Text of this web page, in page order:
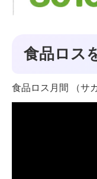
食品ロス
食品ロス月間 （サ